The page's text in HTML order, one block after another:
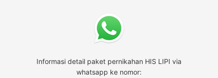
Informasi detail paket pernikahan HIS LIPI via
whatsapp ke nomor: